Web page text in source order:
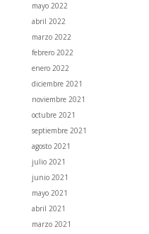
mayo 2022
abril 2022
marzo 2022
febrero 2022
enero 2022
diciembre 2021
noviembre 2021
octubre 2021
septiembre 2021
agosto 2021
julio 2021
junio 2021
mayo 2021
abril 2021
marzo 2021